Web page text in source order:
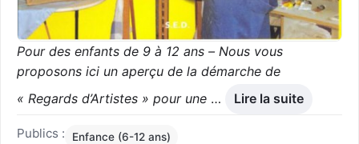
Pour des enfants de 9 à 12 ans – Nous vous
proposons ici un aperçu de la démarche de
« Regards d’Artistes » pour une … Lire la suite
Publics : Enfance (6-12 ans)